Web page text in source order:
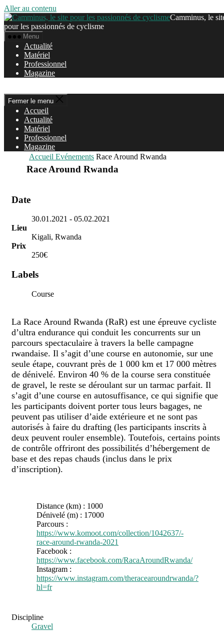
Aller au contenu
Camminus, le
pour les passionnés de cyclisme
Menu
Actualité
Matériel
Professionnel
Magazine
Fermer le menu
Accueil
Actualité
Matériel
Professionnel
Magazine
Accueil Evénements Race Around Rwanda
Race Around Rwanda
Date
30.01.2021 - 05.02.2021
Kigali, Rwanda
250€
Labels
Course
La Race Around Rwanda (RaR) est une épreuve cycliste
d’ultra endurance qui conduit les concurrents sur un
parcours spectaculaire à travers la belle campagne
rwandaise. Il s’agit d’une course en autonomie, sur une
seule étape, couvrant près de 1 000 km et 17 000 mètres
de dénivelé. Environ 40 % de la course sera constituée
de gravel, le reste se déroulant sur un tarmac parfait. Il
s’agit d’une course en autosuffisance, ce qui signifie que
les participants doivent porter tous leurs bagages, ne
peuvent pas utiliser d’aide extérieure et ne sont pas
autorisés à faire du drafting (les participants inscrits à
deux peuvent rouler ensemble). Toutefois, certains points
de contrôle offriront des possibilités d’hébergement de
base et des repas chauds (inclus dans le prix
d’inscription).
Distance (km) : 1000
Dénivelé (m) : 17000
Parcours :
https://www.komoot.com/collection/1042637/-
race-around-rwanda-2021
Facebook :
https://www.facebook.com/RacaAroundRwanda/
Instagram :
https://www.instagram.com/theracearoundrwanda/?
hl=fr
Gravel